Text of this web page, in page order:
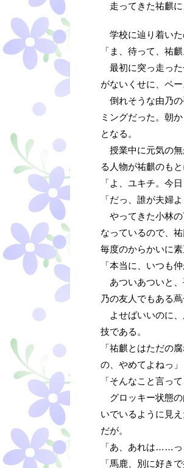
走ってきた祐麒に
学校に辿り着いた
「ま、待って、祐
最初に突っ走った
がないくせに、ペ
倒れそうな由乃の
ミングだった。朝
となる。
授業中に元気の無
る人物が祐麒のもと
「よ、ユキチ。今
「だっ、誰が夫婦よ
やってきた小林の
なっているので、
毎度のからかいに素
「本当に、いつも
あついあついと、
乃の友人でもある蔦
よせばいいのに、
技である。
「祐麒とはただの
の、やめてよねっ」
「そんなこと言っ
グロッキー状態の
いでいるように見
だが。
「あ、あれは……
「馬鹿、別に好き